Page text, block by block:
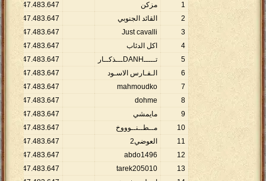
1
مزكن 2 147.483.647
1
2
القائد الجنوبي 147.483.647
3
Just cavalli
147.483.647
1
4
اكل الدئاب 147.483.647
1
5
تـــــDANHـــذكــار 2 147.483.647
6
الـفـارس الاسـود 147.483.647
7
mahmoudko
2 147.483.647
1
8
dohme
147.483.647
9
مايمشي 2 147.483.647
10
مــطــنــوووخ 147.483.647
11
العوضي2 147.483.647
12
abdo1496
147.483.647
1
13
tarek205010
2 147.483.647